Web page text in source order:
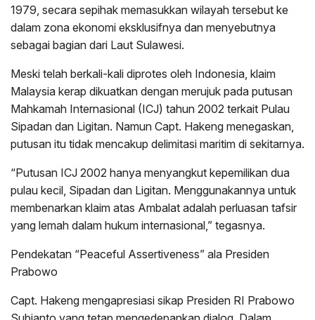
1979, secara sepihak memasukkan wilayah tersebut ke
dalam zona ekonomi eksklusifnya dan menyebutnya
sebagai bagian dari Laut Sulawesi.
Meski telah berkali-kali diprotes oleh Indonesia, klaim
Malaysia kerap dikuatkan dengan merujuk pada putusan
Mahkamah Internasional (ICJ) tahun 2002 terkait Pulau
Sipadan dan Ligitan. Namun Capt. Hakeng menegaskan,
putusan itu tidak mencakup delimitasi maritim di sekitarnya.
“Putusan ICJ 2002 hanya menyangkut kepemilikan dua
pulau kecil, Sipadan dan Ligitan. Menggunakannya untuk
membenarkan klaim atas Ambalat adalah perluasan tafsir
yang lemah dalam hukum internasional,” tegasnya.
Pendekatan “Peaceful Assertiveness” ala Presiden
Prabowo
Capt. Hakeng mengapresiasi sikap Presiden RI Prabowo